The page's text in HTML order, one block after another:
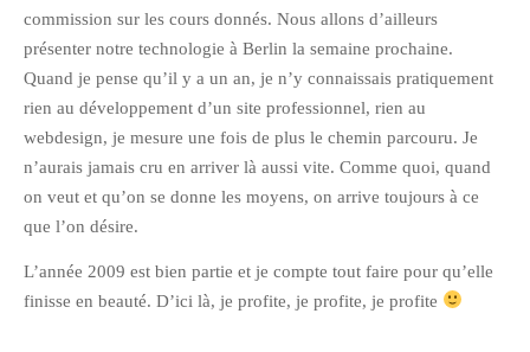
commission sur les cours donnés. Nous allons d’ailleurs
présenter notre technologie à Berlin la semaine prochaine.
Quand je pense qu’il y a un an, je n’y connaissais pratiquement
rien au développement d’un site professionnel, rien au
webdesign, je mesure une fois de plus le chemin parcouru. Je
n’aurais jamais cru en arriver là aussi vite. Comme quoi, quand
on veut et qu’on se donne les moyens, on arrive toujours à ce
que l’on désire.
L’année 2009 est bien partie et je compte tout faire pour qu’elle
finisse en beauté. D’ici là, je profite, je profite, je profite